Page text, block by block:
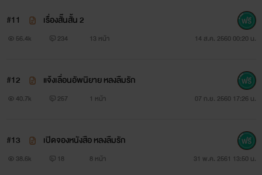
อยากให้เจ้าโบยบินตามข้าไป เนาแนบในกายใจที่มีเรา
แมลงปอ [ปอรัก]
#11 เรื่องสั๊นสั้น 2
56.4k 234 13 หน้า 14 ส.ค. 2560 00:20 น.
#12 แจ้งเลื่อนอัพนิยาย หลงลืมรัก
40.7k 257 1 หน้า 07 ก.ย. 2560 17:26 น.
#13 เปิดจองหนังสือ หลงลืมรัก
38.6k 18 8 หน้า 31 พ.ค. 2561 13:50 น.